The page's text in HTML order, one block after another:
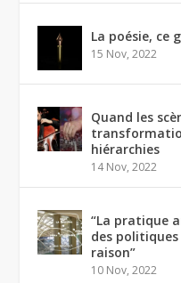
La poésie, ce
15 Nov, 2022
Quand les
hiérarchies
14 Nov, 2022
“La pratique
des
raison”
10 Nov, 2022